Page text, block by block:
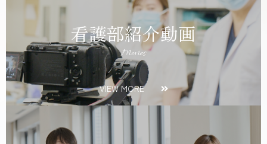
看護部紹介動画
Movies
VIEW MORE